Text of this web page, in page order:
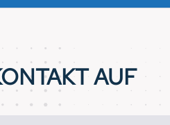
AUF